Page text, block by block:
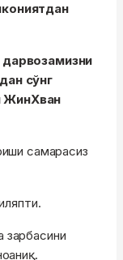
сўнг
ЖинХван
самарасиз